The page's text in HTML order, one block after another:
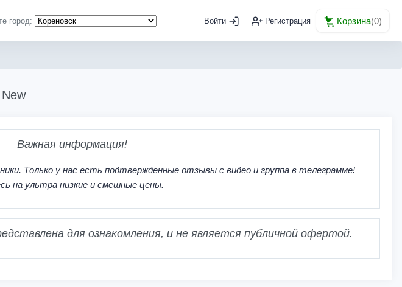
город: Войти Регистрация Корзина(0)
Важная информация!
Только у нас есть подтвержденные отзывы с видео и группа в телеграмме!
на ультра низкие и смешные цены.
для ознакомления, и не является публичной офертой.